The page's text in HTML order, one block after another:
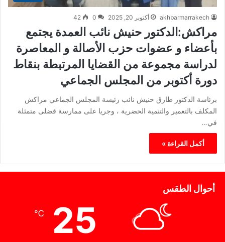
akhbarmarrakech أكتوبر 20, 2025 0
42
مراكش:الدكتور حنيش نائب العمدة يجتمع
بأعضاء و عضوات حزب الأصالة و المعاصرة
لدراسة مجموعة من القضايا المرتبطة بنقاط
دورة أكتوبر من المجلس الجماعي
برئاسة الدكتور طارق حنيش نائب رئيسة المجلس الجماعي مراكش
المكلف بالتعمير والتنمية الحضرية ، وجريا على ممارسة فضلى متمثلة
في…
أكمل القراءة »
أحوال الطقس
25
℃